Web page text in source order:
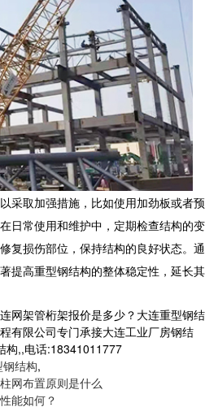
采取加强措施，比如使用加劲板或者预
日常使用和维护中，定期检查结构的变
复损伤部位，保持结构的良好状态。通
提高重型钢结构的整体稳定性，延长其
网架管桁架报价是多少？大连重型钢结
有限公司专门承接大连工业厂房钢结
构,,电话:18341011777
结构,
网布置原则是什么
能如何？